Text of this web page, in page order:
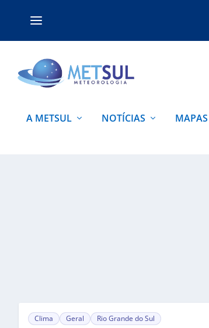
A METSUL NOTÍCIAS MAPAS
Clima Geral Rio Grande do Sul